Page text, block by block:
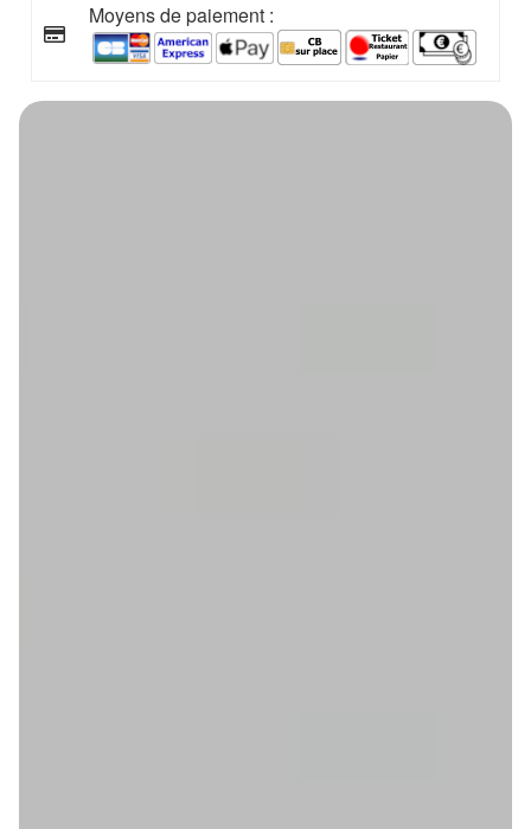
Moyens de paiement :